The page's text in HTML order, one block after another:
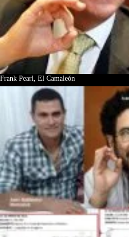
Frank Pearl, El Camaleón